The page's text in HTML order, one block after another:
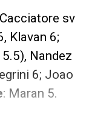
sv
Klavan 6;
Nandez
6; Joao
: Maran 5.